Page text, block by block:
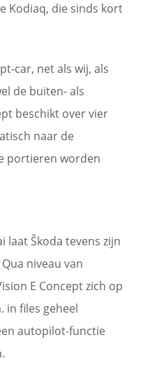
Kodiaq, die sinds kort
car, net als wij, als
de buiten- als
beschikt over vier
naar de
portieren worden
laat Škoda tevens zijn
niveau van
E Concept zich op
in files geheel
autopilot-functie